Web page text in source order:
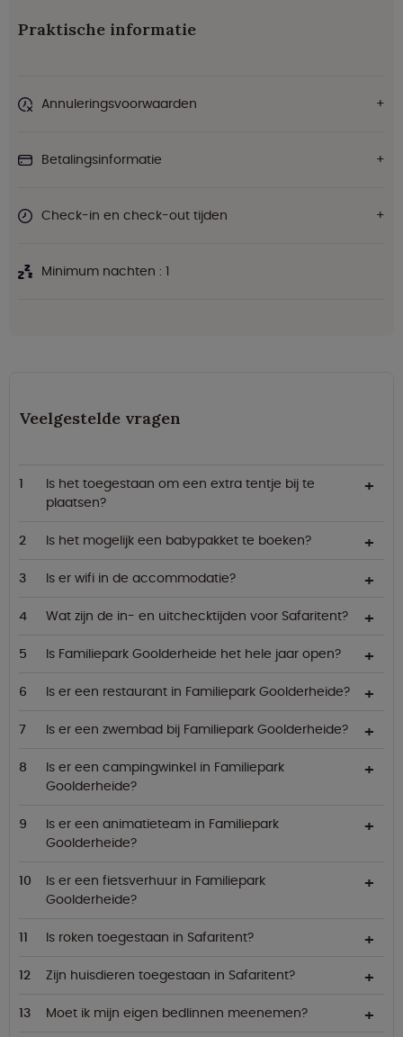
Praktische informatie
Annuleringsvoorwaarden
Betalingsinformatie
Check-in en check-out tijden
Minimum nachten : 1
Veelgestelde vragen
Is het toegestaan om een extra tentje bij te
plaatsen?
Is het mogelijk een babypakket te boeken?
Is er wifi in de accommodatie?
Wat zijn de in- en uitchecktijden voor Safaritent?
Is Familiepark Goolderheide het hele jaar open?
Is er een restaurant in Familiepark Goolderheide?
Is er een zwembad bij Familiepark Goolderheide?
Is er een campingwinkel in Familiepark
Goolderheide?
Is er een animatieteam in Familiepark
Goolderheide?
Is er een fietsverhuur in Familiepark
Goolderheide?
Is roken toegestaan in Safaritent?
Zijn huisdieren toegestaan in Safaritent?
Moet ik mijn eigen bedlinnen meenemen?